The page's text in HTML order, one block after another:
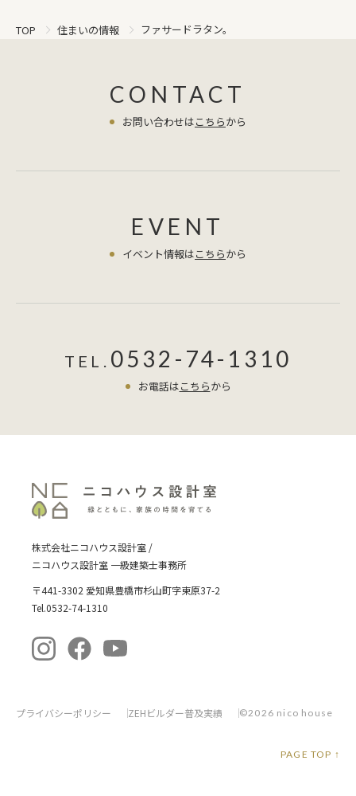
TOP 住まいの情報 ファサードラタン。
CONTACT
お問い合わせはこちらから
EVENT
イベント情報はこちらから
TEL. 0532-74-1310
お電話はこちらから
株式会社ニコハウス設計室 /
ニコハウス設計室 一級建築士事務所
〒441-3302 愛知県豊橋市杉山町字東原37-2
Tel.0532-74-1310
プライバシーポリシー ZEHビルダー普及実績 ©2026 nico house
PAGE TOP ↑